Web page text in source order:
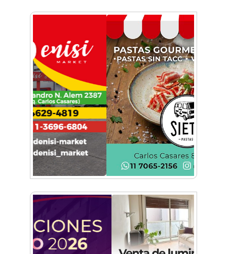
vecino que mapeó la luna hacia la que viaja
Castelar Digital
Dr. Omar Battilana: casi cuatro décadas de
odontología en Castelar con una premisa que
no cambió
Emiliano Brancciari inauguró "El Banquito de
Norita", el nuevo ciclo cultural de la Casa
Museo Nora Cortiñas
No funcionará el Ferrocarril Sarmiento por
cuatro días
¡Sí, prometo! Miles de estudiantes de Morón
prometieron lealtad a la bandera
Empresas, emprendedores y cultura se
reunieron en Expo Morón Se Muestra
Empezá a estudiar en agosto: la Universidad
de Morón abrió las inscripciones para el
segundo cuatrimestre